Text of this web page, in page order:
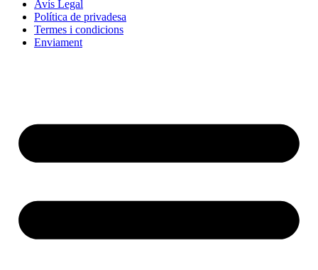
Avís Legal
Política de privadesa
Termes i condicions
Enviament